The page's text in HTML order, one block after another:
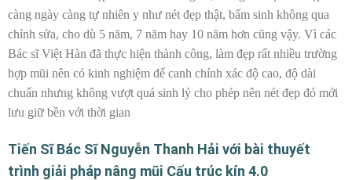
càng ngày càng tự nhiên y như nét đẹp thật, bẩm sinh không qua
chỉnh sửa, cho dù 5 năm, 7 năm hay 10 năm hơn cũng vậy. Vì các
Bác sĩ Việt Hàn đã thực hiện thành công, làm đẹp rất nhiều trường
hợp mũi nên có kinh nghiệm để canh chính xác độ cao, độ dài
chuẩn nhưng không vượt quá sinh lý cho phép nên nét đẹp đó mới
lưu giữ bền với thời gian
Tiến Sĩ Bác Sĩ Nguyễn Thanh Hải với bài thuyết
trình giải pháp nâng mũi Cấu trúc kín 4.0